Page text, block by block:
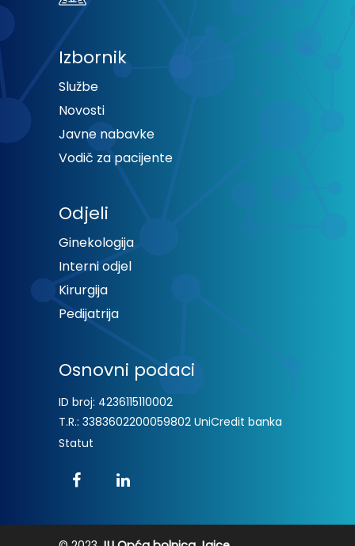
Izbornik
Službe
Novosti
Javne nabavke
Vodič za pacijente
Odjeli
Ginekologija
Interni odjel
Kirurgija
Pedijatrija
Osnovni podaci
ID broj: 4236115110002
T.R.: 3383602200059802 UniCredit banka
Statut